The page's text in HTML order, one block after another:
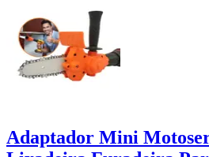
Adaptador Mini